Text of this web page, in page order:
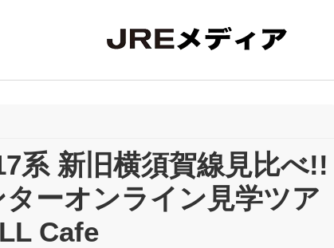
系 新旧横須賀線見比べ!!
ーオンライン見学ツア
Cafe